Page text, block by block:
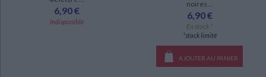
6,90 €
Indisponible
noires...
6,90 €
En stock *
*stock limité
AJOUTER AU PANIER